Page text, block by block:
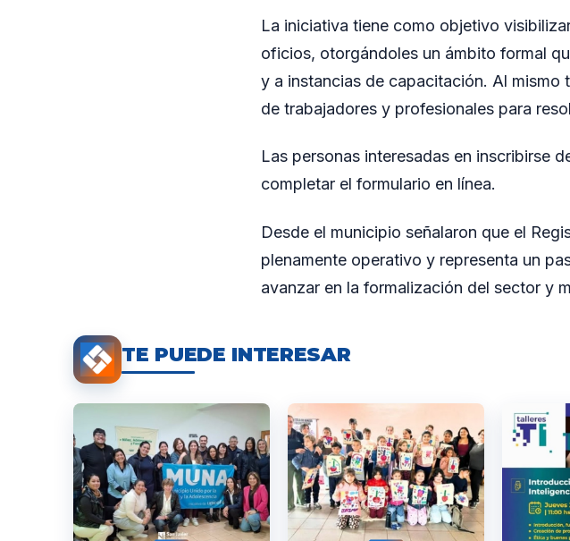
La iniciativa tiene como objetivo
oficios, otorgándoles un ámbito formal
y a instancias de capacitación. Al
de trabajadores y profesionales para
Las personas interesadas en inscribirse
completar el formulario en línea.
Desde el municipio señalaron que el
plenamente operativo y representa un
avanzar en la formalización del sector y
TE PUEDE INTERESAR